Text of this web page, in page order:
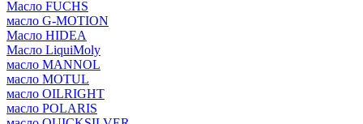
Масло FUCHS
масло G-MOTION
Масло HIDEA
Масло LiquiMoly
масло MANNOL
масло MOTUL
масло OILRIGHT
масло POLARIS